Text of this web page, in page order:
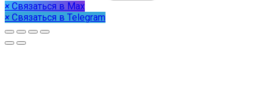
× Связаться в Max
× Связаться в Telegram